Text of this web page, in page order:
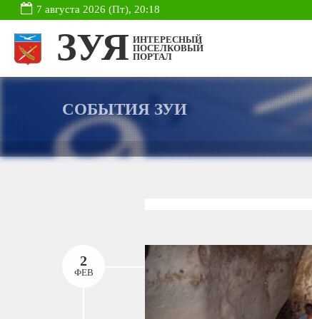
7 августа 2026 (Пт), 20:18
ЗУЯ ИНТЕРЕСНЫЙ
ПОСЕЛКОВЫЙ
ПОРТАЛ
СОБЫТИЯ ЗУИ
2
ФЕВ